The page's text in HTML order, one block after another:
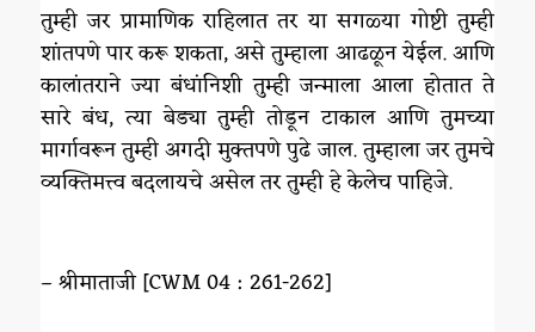
तुम्ही जर प्रामाणिक राहिलात तर या सगळ्या गोष्टी तुम्ही
शांतपणे पार करू शकता, असे तुम्हाला आढळून येईल. आणि
कालांतराने ज्या बंधांनिशी तुम्ही जन्माला आला होतात ते
सारे बंध, त्या बेड्या तुम्ही तोडून टाकाल आणि तुमच्या
मार्गावरून तुम्ही अगदी मुक्तपणे पुढे जाल. तुम्हाला जर तुमचे
व्यक्तिमत्त्व बदलायचे असेल तर तुम्ही हे केलेच पाहिजे.
– श्रीमाताजी [CWM 04 : 261-262]